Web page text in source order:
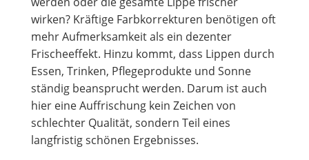
wirken? Kräftige Farbkorrekturen benötigen oft
mehr Aufmerksamkeit als ein dezenter
Frischeeffekt. Hinzu kommt, dass Lippen durch
Essen, Trinken, Pflegeprodukte und Sonne
ständig beansprucht werden. Darum ist auch
hier eine Auffrischung kein Zeichen von
schlechter Qualität, sondern Teil eines
langfristig schönen Ergebnisses.